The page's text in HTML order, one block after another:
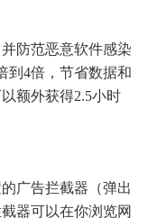
防范恶意软件感染
到4倍，节省数据和
额外获得2.5小时
广告拦截器（弹出
器可以在你浏览网